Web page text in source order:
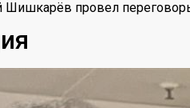
Шишкарёв провел